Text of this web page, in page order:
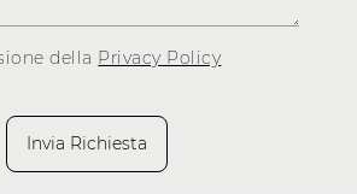
della Privacy Policy
Invia Richiesta